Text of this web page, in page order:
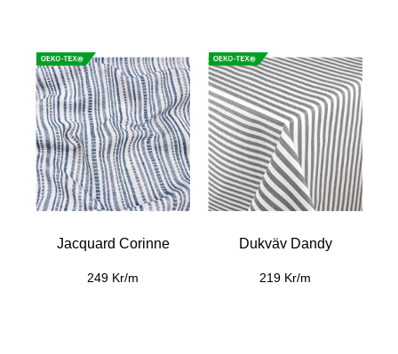
Jacquard Corinne
249 Kr/m
Dukväv Dandy
219 Kr/m